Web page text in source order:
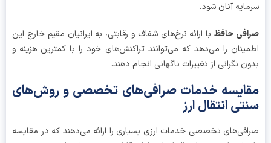
آنان شود.
حافظ با ارائه نرخ‌های شفاف و رقابتی، به ایرانیان مقیم خارج این
را می‌دهد که می‌توانند تراکنش‌های خود را با کمترین هزینه و
نگرانی از تغییرات ناگهانی انجام دهند.
خدمات صرافی‌های تخصصی و روش‌های
انتقال ارز
تخصصی خدمات ارزی بسیاری را ارائه می‌دهند که در مقایسه